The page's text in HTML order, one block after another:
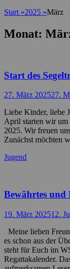
Start »2025 »März
Monat:
Start des
Posted
27. März 202527.
Liebe Kinder, liebe
April starten wir um
2025. Wir freuen
Zunächst möchten
Kategorien
Jugend
Bewährtes und
Posted
19. März 202512.
Meine lieben
es schon aus der
steht für Euch im
Regattakalender.